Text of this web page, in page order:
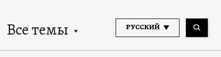
Все темы РУССКИЙ